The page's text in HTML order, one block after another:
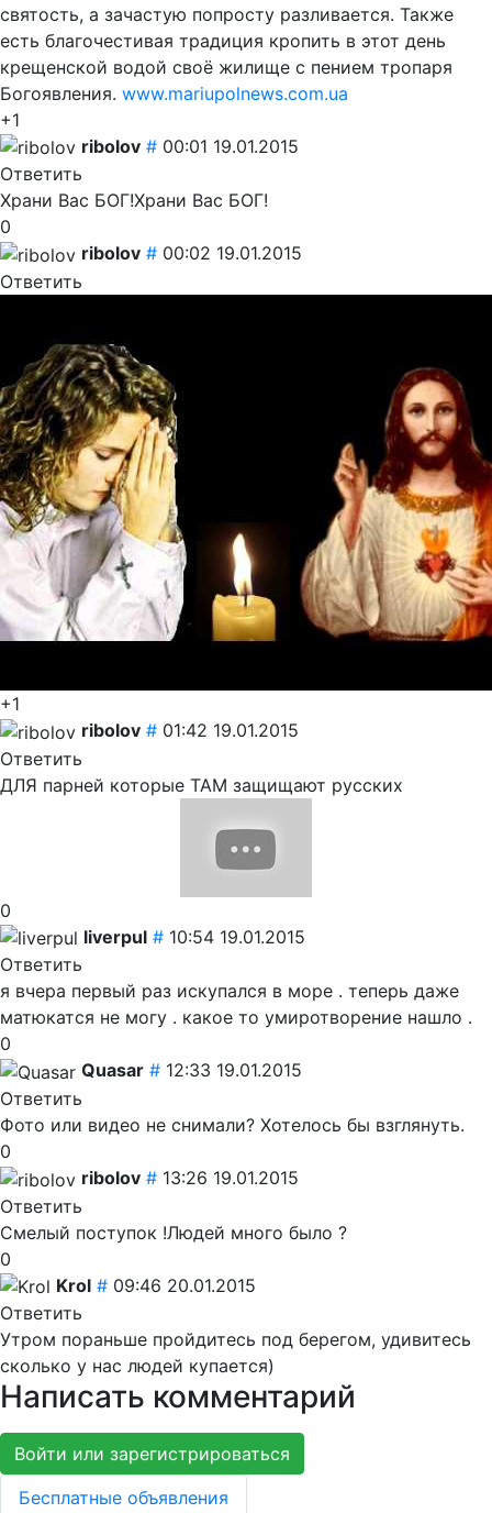
святость, а зачастую попросту разливается. Также
есть благочестивая традиция кропить в этот день
крещенской водой своё жилище с пением тропаря
Богоявления. www.mariupolnews.com.ua
+1
ribolov # 00:01 19.01.2015
Ответить
Храни Вас БОГ!Храни Вас БОГ!
0
ribolov # 00:02 19.01.2015
Ответить
+1
ribolov # 01:42 19.01.2015
Ответить
ДЛЯ парней которые ТАМ защищают русских
0
liverpul # 10:54 19.01.2015
Ответить
я вчера первый раз искупался в море . теперь даже
матюкатся не могу . какое то умиротворение нашло .
0
Quasar # 12:33 19.01.2015
Ответить
Фото или видео не снимали? Хотелось бы взглянуть.
0
ribolov # 13:26 19.01.2015
Ответить
Смелый поступок !Людей много было ?
0
Krol # 09:46 20.01.2015
Ответить
Утром пораньше пройдитесь под берегом, удивитесь
сколько у нас людей купается)
Написать комментарий
Войти или зарегистрироваться
Бесплатные объявления